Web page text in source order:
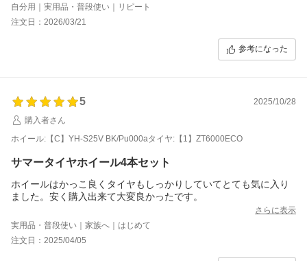
自分用｜実用品・普段使い｜リピート
注文日：2026/03/21
参考になった
5
2025/10/28
購入者さん
ホイール:【C】YH-S25V BK/Pu000aタイヤ:【1】ZT6000ECO
サマータイヤホイール4本セット
ホイールはかっこ良くタイヤもしっかりしていてとても気に入り
ました。安く購入出来て大変良かったです。
さらに表示
実用品・普段使い｜家族へ｜はじめて
注文日：2025/04/05